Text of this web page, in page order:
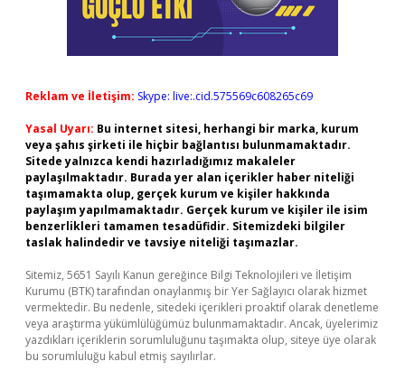
Reklam ve İletişim: Skype: live:.cid.575569c608265c69
Yasal Uyarı: Bu internet sitesi, herhangi bir marka, kurum
veya şahıs şirketi ile hiçbir bağlantısı bulunmamaktadır.
Sitede yalnızca kendi hazırladığımız makaleler
paylaşılmaktadır. Burada yer alan içerikler haber niteliği
taşımamakta olup, gerçek kurum ve kişiler hakkında
paylaşım yapılmamaktadır. Gerçek kurum ve kişiler ile isim
benzerlikleri tamamen tesadüfidir. Sitemizdeki bilgiler
taslak halindedir ve tavsiye niteliği taşımazlar.
Sitemiz, 5651 Sayılı Kanun gereğince Bilgi Teknolojileri ve İletişim
Kurumu (BTK) tarafından onaylanmış bir Yer Sağlayıcı olarak hizmet
vermektedir. Bu nedenle, sitedeki içerikleri proaktif olarak denetleme
veya araştırma yükümlülüğümüz bulunmamaktadır. Ancak, üyelerimiz
yazdıkları içeriklerin sorumluluğunu taşımakta olup, siteye üye olarak
bu sorumluluğu kabul etmiş sayılırlar.